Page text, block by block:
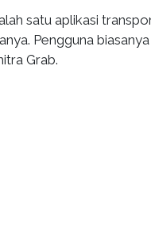
satu aplikasi
Pengguna
Grab.